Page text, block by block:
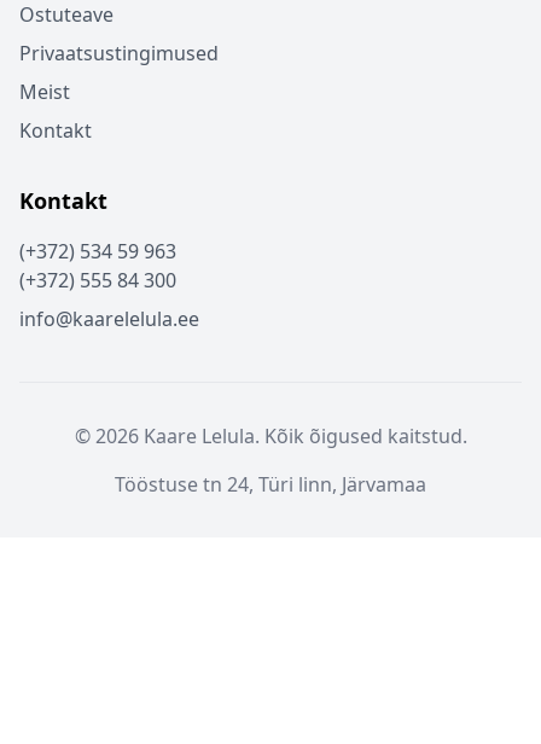
Ostuteave
Privaatsustingimused
Meist
Kontakt
Kontakt
(+372) 534 59 963
(+372) 555 84 300
info@kaarelelula.ee
© 2026 Kaare Lelula. Kõik õigused kaitstud.
Tööstuse tn 24, Türi linn, Järvamaa